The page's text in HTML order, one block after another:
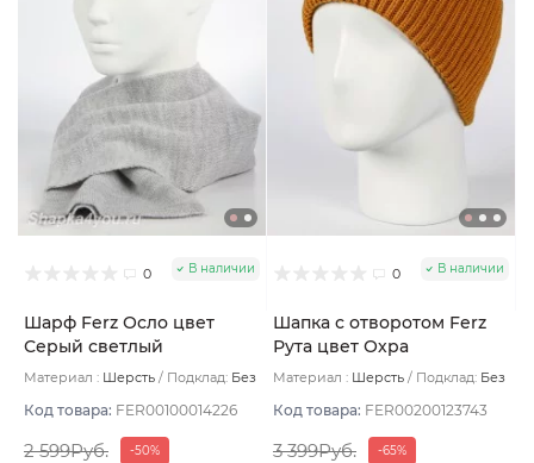
0 В наличии
Шарф Ferz Осло цвет
Серый светлый
Материал : Шерсть Подклад: Без
Код товара: FER00100014226
2 599Руб. -50%
0 В наличии
Шапка с отворотом Ferz
Рута цвет Охра
Материал : Шерсть Подклад: Без
Код товара: FER00200123743
3 399Руб. -65%